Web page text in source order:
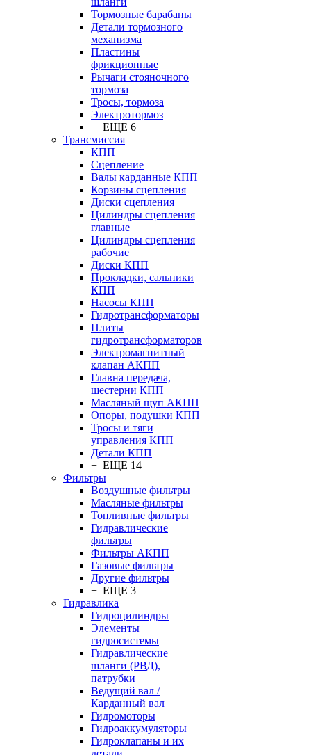
Тормозные барабаны
Детали тормозного
механизма
Пластины
фрикционные
Рычаги стояночного
тормоза
Тросы, тормоза
Электротормоз
+ ЕЩЕ 6
Трансмиссия
КПП
Сцепление
Валы карданные КПП
Корзины сцепления
Диски сцепления
Цилиндры сцепления
главные
Цилиндры сцепления
рабочие
Диски КПП
Прокладки, сальники
КПП
Насосы КПП
Гидротрансформаторы
Плиты
гидротрансформаторов
Электромагнитный
клапан АКПП
Главна передача,
шестерни КПП
Масляный щуп АКПП
Опоры, подушки КПП
Тросы и тяги
управления КПП
Детали КПП
+ ЕЩЕ 14
Фильтры
Воздушные фильтры
Масляные фильтры
Топливные фильтры
Гидравлические
фильтры
Фильтры АКПП
Газовые фильтры
Другие фильтры
+ ЕЩЕ 3
Гидравлика
Гидроцилиндры
Элементы
гидросистемы
Гидравлические
шланги (РВД),
патрубки
Ведущий вал /
Карданный вал
Гидромоторы
Гидроаккумуляторы
Гидроклапаны и их